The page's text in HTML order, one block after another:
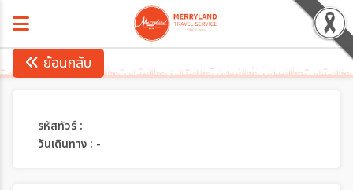
ย้อนกลับ
รหัสทัวร์ :
วันเดินทาง : -